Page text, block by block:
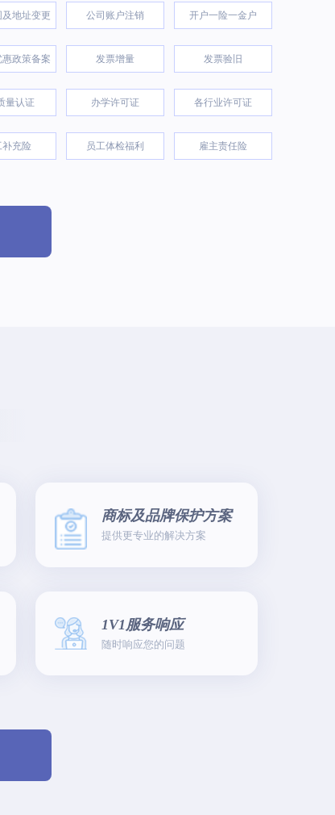
地址变更 公司账户注销 开户一险一金户
政策备案 发票增量 发票验旧
量认证 办学许可证 各行业许可证
补充险 员工体检福利 雇主责任险
商标及品牌保护方案
提供更专业的解决方案
1V1服务响应
随时响应您的问题